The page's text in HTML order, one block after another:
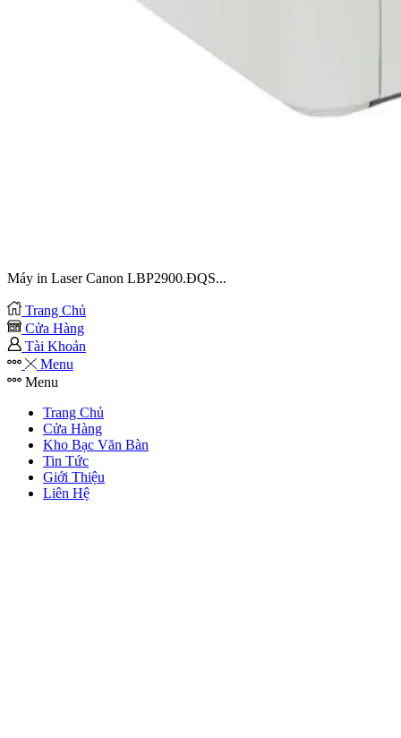
Máy in Laser Canon LBP2900.ĐQS...
Trang Chủ
Cửa Hàng
Tài Khoản
Menu
Menu
Trang Chủ
Cửa Hàng
Kho Bạc Văn Bàn
Tin Tức
Giới Thiệu
Liên Hệ